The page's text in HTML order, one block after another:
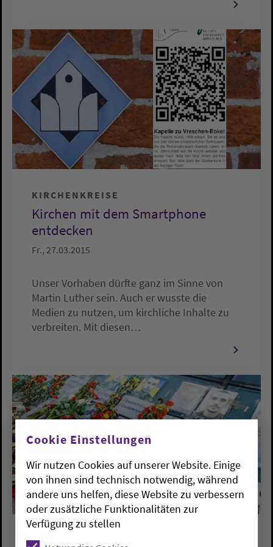
KIRCHENKREISE
Kirchen mit dem Smartphone
entdecken
Fr., 27.03.2015
Unser Vorhaben dürfte ganz im Sinne von
Martin Luther sein. Auch er wusste die
Medien zu nutzen, um kirchliche Inhalte zu
verbreiten. Mit diesen…
PRESSEMELDUNGEN
Cookie Einstellungen
Wir nutzen Cookies auf unserer Website. Einige
von ihnen sind technisch notwendig, während
andere uns helfen, diese Website zu verbessern
oder zusätzliche Funktionalitäten zur
Verfügung zu stellen